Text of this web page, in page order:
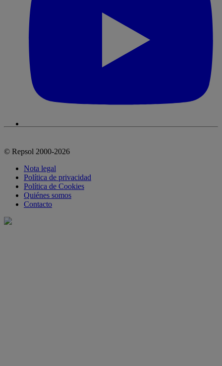
© Repsol 2000-2026
Nota legal
Política de privacidad
Política de Cookies
Quiénes somos
Contacto